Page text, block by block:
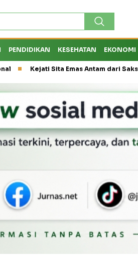
PENDIDIKAN KESEHATAN EKONOMI
Sita Emas Antam dari Saksi NK,